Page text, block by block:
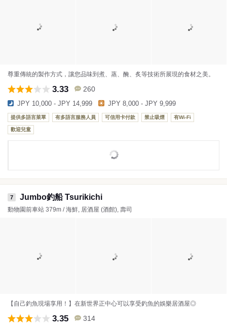
尊重傳統的製作方式，讓您品味到煮、蒸、醃、炙等技術所展現的食材之美。
3.33 260
JPY 10,000 - JPY 14,999 JPY 8,000 - JPY 9,999
提供多語言菜單 有多語言服務人員 可信用卡付款 禁止吸煙 有Wi-Fi
歡迎兒童
7 Jumbo釣船 Tsurikichi
動物園前車站 379m / 海鮮, 居酒屋 (酒館), 壽司
【自己釣魚現場享用！】在新世界正中心可以享受釣魚的娛樂居酒屋◎
3.35 314